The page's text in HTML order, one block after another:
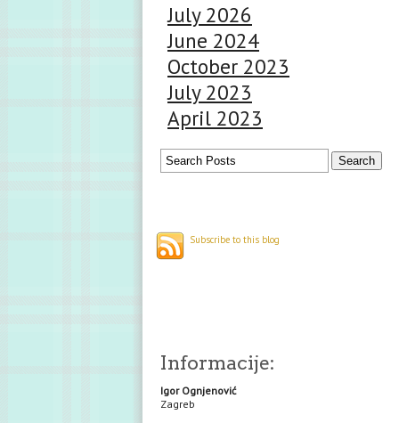
July 2026
June 2024
October 2023
July 2023
April 2023
Subscribe to this blog
Informacije:
Igor Ognjenović
Zagreb